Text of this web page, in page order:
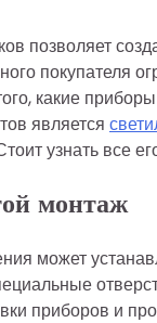
позволяет
покупателя
какие
является
узнать все
монтаж
может
приборов и